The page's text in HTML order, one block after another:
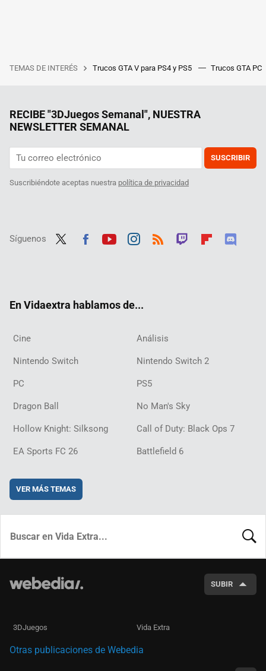
TEMAS DE INTERÉS Trucos GTA V para PS4 y PS5 Trucos GTA PC
RECIBE "3DJuegos Semanal", NUESTRA
NEWSLETTER SEMANAL
SUSCRIBIR
Suscribiéndote aceptas nuestra política de privacidad
Síguenos
En Vidaextra hablamos de...
Cine Análisis
Nintendo Switch Nintendo Switch 2
PC PS5
Dragon Ball No Man's Sky
Hollow Knight: Silksong Call of Duty: Black Ops 7
EA Sports FC 26 Battlefield 6
VER MÁS TEMAS
SUBIR
3DJuegos Vida Extra
Otras publicaciones de Webedia